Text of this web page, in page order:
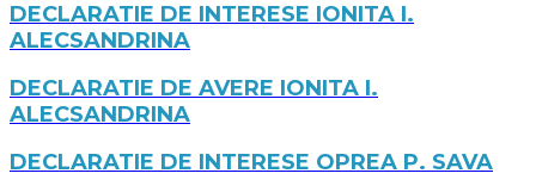
DECLARATIE DE INTERESE IONITA I.
ALECSANDRINA
DECLARATIE DE AVERE IONITA I.
ALECSANDRINA
DECLARATIE DE INTERESE OPREA P. SAVA